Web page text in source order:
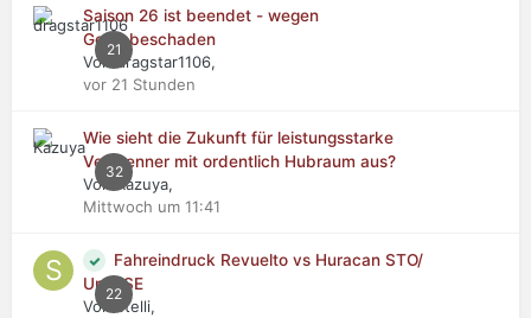
21
Saison 26 ist beendet - wegen
Getriebeschaden
Von dragstar1106,
vor 21 Stunden
32
Wie sieht die Zukunft für leistungsstarke
Verbrenner mit ordentlich Hubraum aus?
Von Kazuya,
Mittwoch um 11:41
22
Fahreindruck Revuelto vs Huracan STO/
Urus SE
Von stelli,